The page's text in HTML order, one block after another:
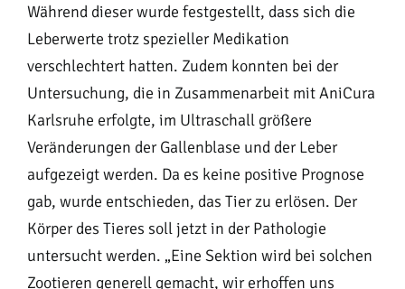
Während dieser wurde festgestellt, dass sich die
Leberwerte trotz spezieller Medikation
verschlechtert hatten. Zudem konnten bei der
Untersuchung, die in Zusammenarbeit mit AniCura
Karlsruhe erfolgte, im Ultraschall größere
Veränderungen der Gallenblase und der Leber
aufgezeigt werden. Da es keine positive Prognose
gab, wurde entschieden, das Tier zu erlösen. Der
Körper des Tieres soll jetzt in der Pathologie
untersucht werden. „Eine Sektion wird bei solchen
Zootieren generell gemacht, wir erhoffen uns